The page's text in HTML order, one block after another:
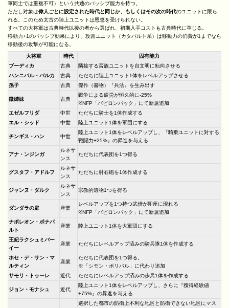
軍同士では重複不可）という共通のパッシブ能力を持つ。
ただし対象は偉人ごとに設定された時代と同じか、もしくはその次の時代のユニットに限ら
れる。このため太古の陸上ユニットは恩恵を受けられない。
すべての大将軍は古典時代以後の者から選ばれ、初期入手コストも古典時代に準じる。
移動力+1のパッシブ効果により、攻囲ユニット（カタパルト系）は移動力の消費が1までなら
移動後の攻撃が可能になる。
大将軍 時代
固有能力
ブーディカ
古典
隣接する蛮族ユニットを自文明に転向させる
ハンニバル・バルカ
古典
ただちに陸上ユニット1体をレベルアップさせる
孫子
古典 傑作（書物）『兵法』を生み出す
徴姉妹 古典
戦争による疲労が恒久的に-25%
※NFP「バビロンパック」にて新規追加
エゼルフリダ
中世
ただちに騎士を1体作成する
エル・シッド
中世 陸上ユニット1体を軍団にする
チンギス・ハン 中世
陸上ユニット1体をレベルアップし、『騎乗ユニットに対する
戦闘力+25%』の昇進を与える
アナ・ンジンガ
ルネサ
ンス
ただちに代表団を1つ得る
グスタフ・アドルフ
ルネサ
ンス
ただちに射石砲を1体作成する
ジャンヌ・ダルク
ルネサ
ンス
宗教的遺物1つを得る
ダンダラの庭 産業
レベルアップを1つ持つ武僧が即座に現れる
※NFP「バビロンパック」にて新規追加
ナポレオン・ボナパ
ルト
産業 陸上ユニット1体を大軍団にする
王妃ラクシュミバー
イー
産業 ただちにレベルアップ済みの騎兵隊1体を作成する
ホセ・デ・サン・マ
ルティン
産業
ただちに代表団を1つ得る。
※「シモン・ボリバル」に代わり追加
サモリ・トゥーレ
近代 ただちにレベルアップ済みの歩兵1体を作成する
ジョン・モナシュ 近代
陸上ユニット1体をレベルアップし、さらに『獲得経験値
+75%』の昇進を与える
選択した都市の防衛上不利な地区と防衛できない地区にマス